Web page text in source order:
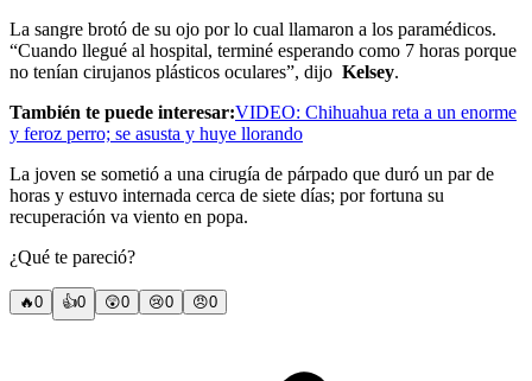
La sangre brotó de su ojo por lo cual llamaron a los paramédicos.
“Cuando llegué al hospital, terminé esperando como 7 horas porque
no tenían cirujanos plásticos oculares”, dijo Kelsey.
También te puede interesar:VIDEO: Chihuahua reta a un enorme
y feroz perro; se asusta y huye llorando
La joven se sometió a una cirugía de párpado que duró un par de
horas y estuvo internada cerca de siete días; por fortuna su
recuperación va viento en popa.
¿Qué te pareció?
🔥0 👍0 😲0 😢0 😠0